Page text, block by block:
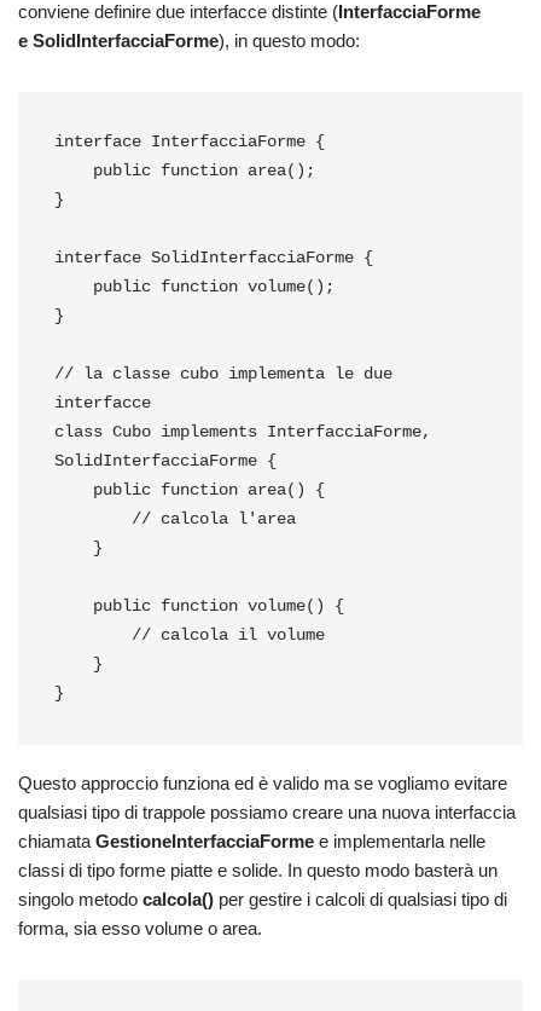
conviene definire due interfacce distinte (InterfacciaForme
e SolidInterfacciaForme), in questo modo:
interface InterfacciaForme {
}
interface SolidInterfacciaForme {
}
// la classe cubo implementa le due
interfacce
class Cubo implements InterfacciaForme,
SolidInterfacciaForme {
}
Questo approccio funziona ed è valido ma se vogliamo evitare
qualsiasi tipo di trappole possiamo creare una nuova interfaccia
chiamata GestioneInterfacciaForme e implementarla nelle
classi di tipo forme piatte e solide. In questo modo basterà un
singolo metodo calcola() per gestire i calcoli di qualsiasi tipo di
forma, sia esso volume o area.